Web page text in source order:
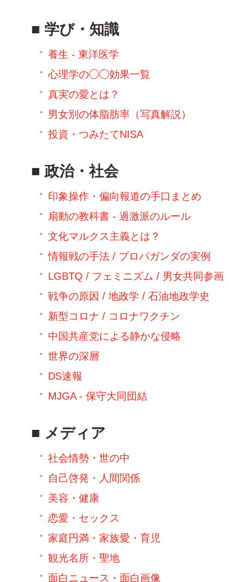
学び・知識
養生 - 東洋医学
心理学の◯◯効果一覧
真実の愛とは？
男女別の体脂肪率（写真解説）
投資・つみたてNISA
政治・社会
印象操作・偏向報道の手口まとめ
扇動の教科書 - 過激派のルール
文化マルクス主義とは？
情報戦の手法 / プロパガンダの実例
LGBTQ / フェミニズム / 男女共同参画
戦争の原因 / 地政学 / 石油地政学史
新型コロナ / コロナワクチン
中国共産党による静かな侵略
世界の深層
DS速報
MJGA - 保守大同団結
メディア
社会情勢・世の中
自己啓発・人間関係
美容・健康
恋愛・セックス
家庭円満・家族愛・育児
観光名所・聖地
面白ニュース・面白画像